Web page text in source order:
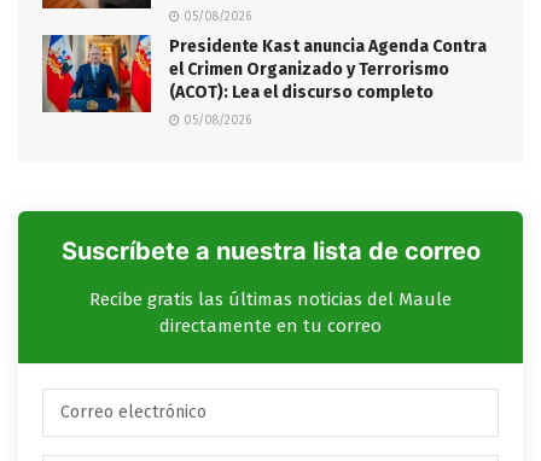
05/08/2026
Presidente Kast anuncia Agenda Contra
el Crimen Organizado y Terrorismo
(ACOT): Lea el discurso completo
05/08/2026
Suscríbete a nuestra lista de correo
Recibe gratis las últimas noticias del Maule
directamente en tu correo